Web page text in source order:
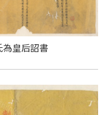
皇后詔書